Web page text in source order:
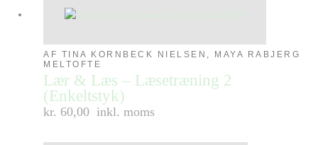
AF TINA KORNBECK NIELSEN, MAYA RABJERG
MELTOFTE
Lær & Læs – Læsetræning 2
(Enkeltstyk)
kr. 60,00 inkl. moms